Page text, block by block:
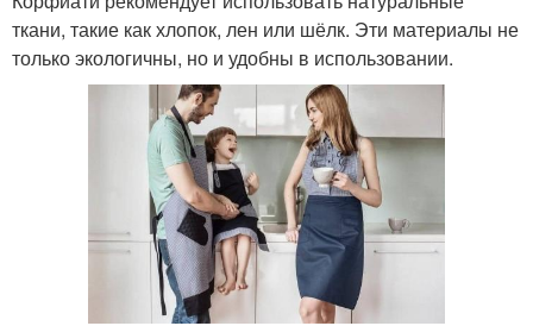
ткани, такие как хлопок, лен или шёлк. Эти материалы не
только экологичны, но и удобны в использовании.